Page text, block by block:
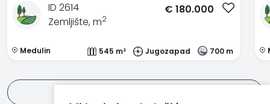
ID 2614
Zemljište, m2
€ 180.000
Medulin 545 m² Jugozapad 700 m